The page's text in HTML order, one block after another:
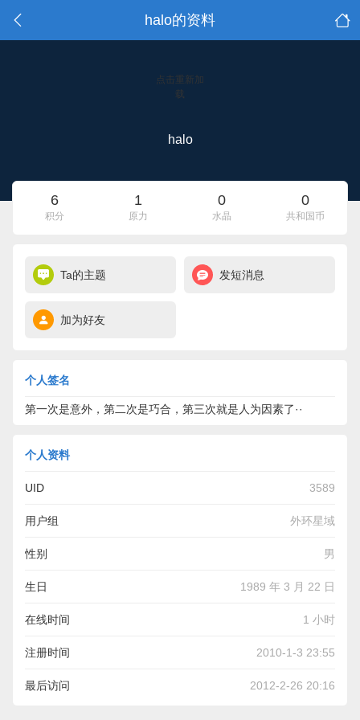
halo的资料
点击重新加
载
halo
6
积分
1
原力
0
水晶
0
共和国币
Ta的主题 发短消息
加为好友
个人签名
第一次是意外，第二次是巧合，第三次就是人为因素了··
个人资料
UID 3589
用户组 外环星域
性别 男
生日 1989 年 3 月 22 日
在线时间 1 小时
注册时间 2010-1-3 23:55
最后访问 2012-2-26 20:16